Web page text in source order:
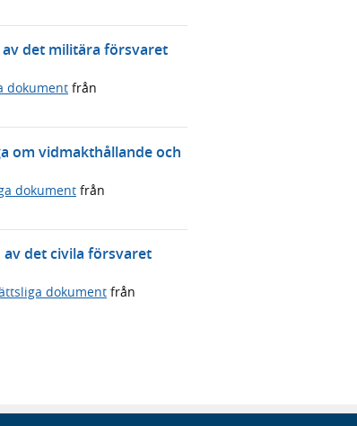
det militära försvaret
dokument från
om vidmakthållande och
dokument från
det civila försvaret
dokument från